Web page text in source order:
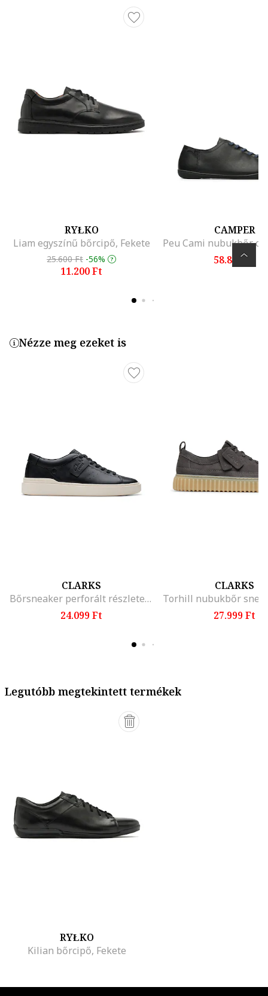
RYŁKO
Liam egyszínű bőrcipő, Fekete
25.600 Ft -56%
11.200 Ft
CAMPER
58.899 Ft
Nézze meg ezeket is
CLARKS
Bőrsneaker perforált részletekkel, Fekete
24.099 Ft
CLARKS
27.999 Ft
Legutóbb megtekintett termékek
RYŁKO
Kilian bőrcipő, Fekete